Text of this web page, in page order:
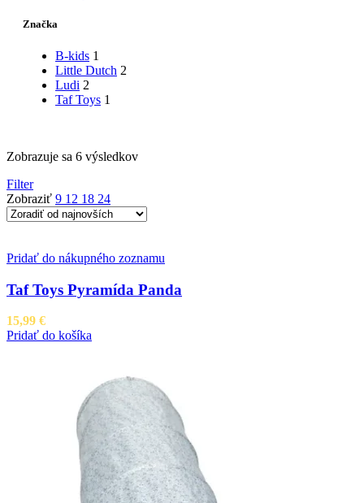
Značka
B-kids 1
Little Dutch 2
Ludi 2
Taf Toys 1
Zobrazuje sa 6 výsledkovZoradené
Filter
Zobraziť 9 12 18 24
Pridať do nákupného zoznamu
Taf Toys Pyramída Panda
15,99 €
Pridať do košíka